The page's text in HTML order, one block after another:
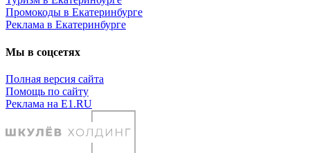
Промокоды в Екатеринбурге
Реклама в Екатеринбурге
Мы в соцсетях
Полная версия сайта
Помощь по сайту
Реклама на E1.RU